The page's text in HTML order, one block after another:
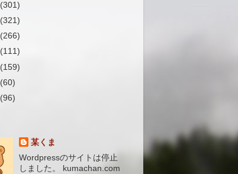
(301)
(321)
(266)
(111)
(159)
(60)
(96)
某くま
Wordpressのサイトは停止
しました。 kumachan.com